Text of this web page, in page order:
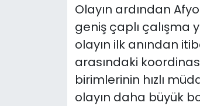
Olayın ardından
geniş çaplı çalışma
olayın ilk anından
arasındaki
birimlerinin hızlı
olayın daha büyük